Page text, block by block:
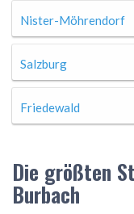
Nister-Möhrendorf
Salzburg
Friedewald
Die größten
Burbach